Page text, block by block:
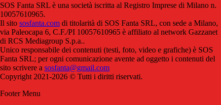
SOS Fanta SRL è una società iscritta al Registro Imprese di Milano n.
10057610965.
Il sito sosfanta.com di titolarità di SOS Fanta SRL, con sede a Milano,
via Paleocapa 6, C.F./PI 10057610965 è affiliato al network Gazzanet
di RCS Mediagroup S.p.a..
Unico responsabile dei contenuti (testi, foto, video e grafiche) è SOS
Fanta SRL; per ogni comunicazione avente ad oggetto i contenuti del
sito scrivere a sosfanta@gmail.com
Copyright 2021-2026 © Tutti i diritti riservati.
Footer Menu